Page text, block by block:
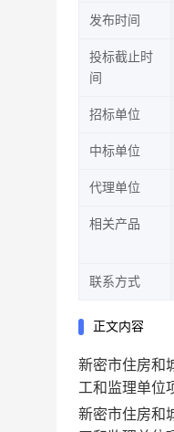
发布时间
投标截止时
间
招标单位
中标单位
代理单位
相关产品
联系方式
正文内容
新密市住房和
工和监理单位
新密市住房和